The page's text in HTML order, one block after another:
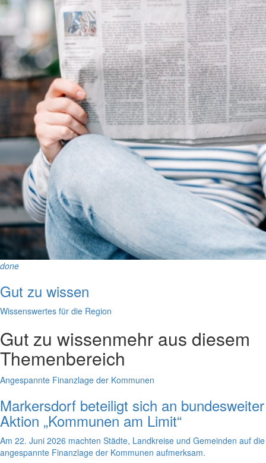
done
Gut zu wissen
Wissenswertes für die Region
Gut zu wissenmehr aus diesem
Themenbereich
Angespannte Finanzlage der Kommunen
Markersdorf beteiligt sich an bundesweiter
Aktion „Kommunen am Limit“
Am 22. Juni 2026 machten Städte, Landkreise und Gemeinden auf die
angespannte Finanzlage der Kommunen aufmerksam.